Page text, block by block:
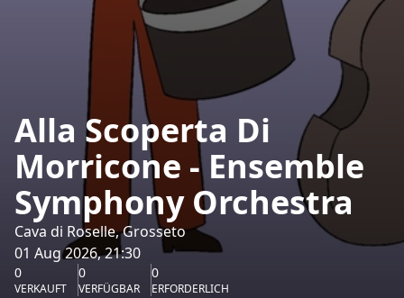
Alla Scoperta Di
Morricone - Ensemble
Symphony Orchestra
Cava di Roselle, Grosseto
01 Aug 2026, 21:30
0
VERKAUFT
0
VERFÜGBAR
0
ERFORDERLICH